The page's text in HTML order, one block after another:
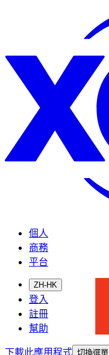
個人
商務
平台
ZH-HK
登入
註冊
幫助
下載此應用程式 切換選單